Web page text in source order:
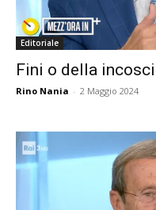
Editoriale
Fini o della
Rino Nania - 2 Maggio 2024